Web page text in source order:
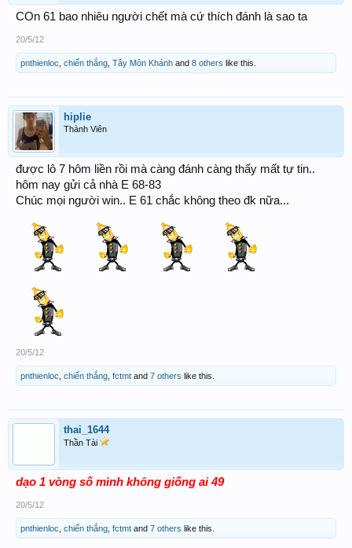
COn 61 bao nhiêu người chết mà cứ thích đánh là sao ta
20/5/12
pnthienloc chiến thắng Tây Môn Khánh and 8 others like this.
hiplie
Thành Viên
được lô 7 hôm liền rồi mà càng đánh càng thấy mất tự tin..
hôm nay gửi cả nhà E 68-83
Chúc mọi người win.. E 61 chắc không theo đk nữa...
20/5/12
pnthienloc chiến thắng fctmt and 7 others like this.
thai_1644
Thần Tài
dạo 1 vòng số mình không giống ai 49
20/5/12
pnthienloc chiến thắng fctmt and 7 others like this.